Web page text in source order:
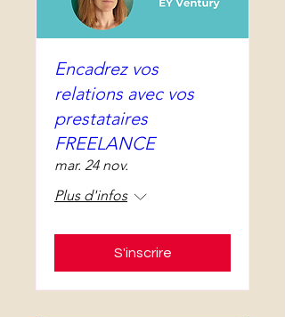
Encadrez vos
relations avec vos
prestataires
FREELANCE
mar. 24 nov.
Plus d'infos
S'inscrire